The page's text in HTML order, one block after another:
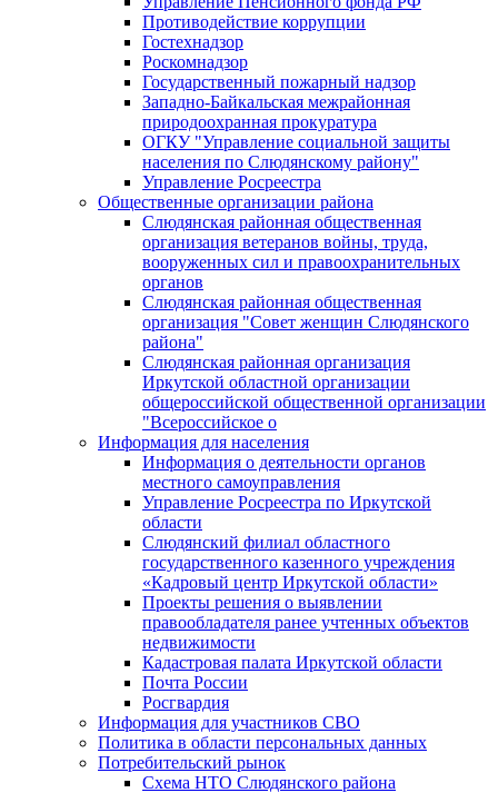
Противодействие коррупции
Гостехнадзор
Роскомнадзор
Государственный пожарный надзор
Западно-Байкальская межрайонная
природоохранная прокуратура
ОГКУ "Управление социальной защиты
населения по Слюдянскому району"
Управление Росреестра
Общественные организации района
Слюдянская районная общественная
организация ветеранов войны, труда,
вооруженных сил и правоохранительных
органов
Слюдянская районная общественная
организация "Совет женщин Слюдянского
района"
Слюдянская районная организация
Иркутской областной организации
общероссийской общественной организации
"Всероссийское о
Информация для населения
Информация о деятельности органов
местного самоуправления
Управление Росреестра по Иркутской
области
Слюдянский филиал областного
государственного казенного учреждения
«Кадровый центр Иркутской области»
Проекты решения о выявлении
правообладателя ранее учтенных объектов
недвижимости
Кадастровая палата Иркутской области
Почта России
Росгвардия
Информация для участников СВО
Политика в области персональных данных
Потребительский рынок
Схема НТО Слюдянского района